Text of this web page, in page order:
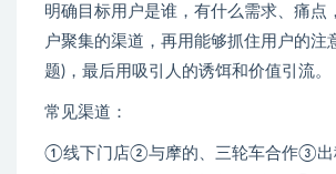
明确目标用户是谁，有什么需求、痛点
户聚集的渠道，再用能够抓住用户的注
题)，最后用吸引人的诱饵和价值引流。
常见渠道：
①线下门店②与摩的、三轮车合作③出